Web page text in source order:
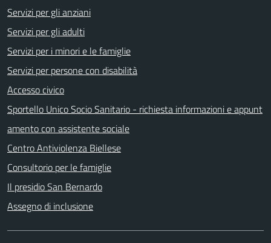
Servizi per gli anziani
Servizi per gli adulti
Servizi per i minori e le famiglie
Servizi per persone con disabilità
Accesso civico
Sportello Unico Socio Sanitario - richiesta informazioni e appunt
amento con assistente sociale
Centro Antiviolenza Biellese
Consultorio per le famiglie
Il presidio San Bernardo
Assegno di inclusione